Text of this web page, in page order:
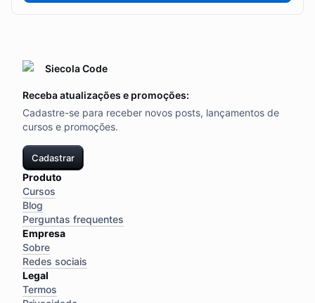
Siecola Code
Receba atualizações e promoções:
Cadastre-se para receber novos posts, lançamentos de
cursos e promoções.
Cadastrar
Produto
Cursos
Blog
Perguntas frequentes
Empresa
Sobre
Redes sociais
Legal
Termos